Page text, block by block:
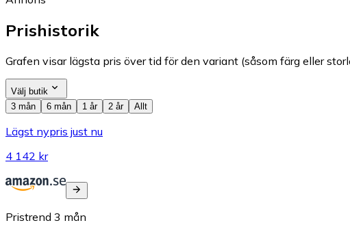
Prishistorik
Grafen visar lägsta pris över tid för den variant (såsom färg eller
Välj butik
3 mån
6 mån 1 år 2 år Allt
Lägst nypris just nu
4 142 kr
Pristrend 3 mån